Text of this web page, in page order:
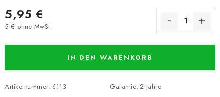
5,95 €
5 € ohne MwSt.
IN DEN WARENKORB
Artikelnummer: 6113 Garantie: 2 Jahre